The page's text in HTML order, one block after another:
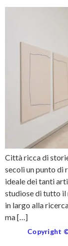
Città ricca di
secoli un punto di
ideale dei tanti
studiose di tutto il
in largo alla
ma […]
Copyright